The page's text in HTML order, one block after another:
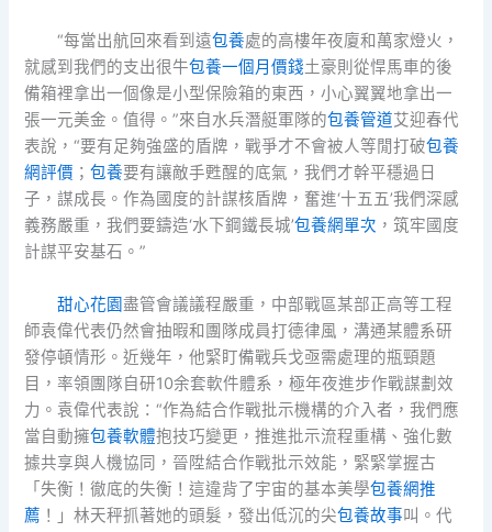
“每當出航回來看到遠包養處的高樓年夜廈和萬家燈火，
就感到我們的支出很牛包養一個月價錢土豪則從悍馬車的後
備箱裡拿出一個像是小型保險箱的東西，小心翼翼地拿出一
張一元美金。值得。”來自水兵潛艇軍隊的包養管道艾迎春代
表說，“要有足夠強盛的盾牌，戰爭才不會被人等閒打破包養
網評價 ；包養要有讓敵手甦醒的底氣，我們才幹平穩過日
子，謀成長。作為國度的計謀核盾牌，奮進‘十五五’我們深感
義務嚴重，我們要鑄造‘水下鋼鐵長城’包養網單次 ，筑牢國度
計謀平安基石。”
甜心花園盡管會議議程嚴重，中部戰區某部正高等工程
師袁偉代表仍然會抽暇和團隊成員打德律風，溝通某體系研
發停頓情形。近幾年，他緊盯備戰兵戈亟需處理的瓶頸題
目，率領團隊自研10余套軟件體系，極年夜進步作戰謀劃效
力。袁偉代表說：“作為結合作戰批示機構的介入者，我們應
當自動擁包養軟體抱技巧變更，推進批示流程重構、強化數
據共享與人機協同，晉陞結合作戰批示效能，緊緊掌握古
「失衡！徹底的失衡！這違背了宇宙的基本美學包養網推
薦 ！」林天秤抓著她的頭髮，發出低沉的尖包養故事叫。代